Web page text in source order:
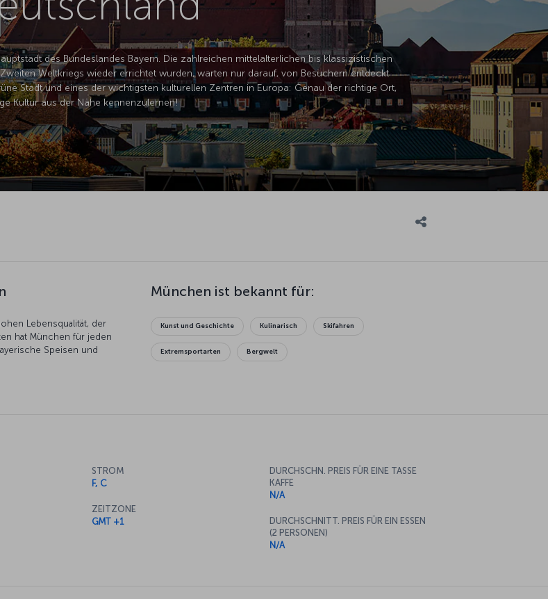
des Bundeslandes Bayern. Die zahlreichen mittelalterlichen bis klassizistischen
Weltkriegs wieder errichtet wurden, warten nur darauf, von Besuchern entdeckt
Stadt und eines der wichtigsten kulturellen Zentren in Europa: Genau der richtige Ort,
Kultur aus der Nähe kennenzulernen!
Lebensqualität, der
hat München für jeden
Speisen und
Interessierte
München ist bekannt für:
Kunst und Geschichte Kulinarisch Skifahren
Extremsportarten Bergwelt
STROM
F, C
ZEITZONE
GMT +1
DURCHSCHN. PREIS FÜR EINE TASSE
KAFFE
N/A
DURCHSCHNITT. PREIS FÜR EIN ESSEN
(2 PERSONEN)
N/A